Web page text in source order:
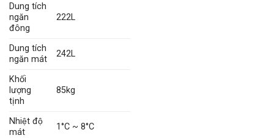
Dung tích
ngăn
đông
222L
Dung tích
ngăn mát
242L
Khối
lượng
tịnh
85kg
Nhiệt độ
mát
1°C ~ 8°C